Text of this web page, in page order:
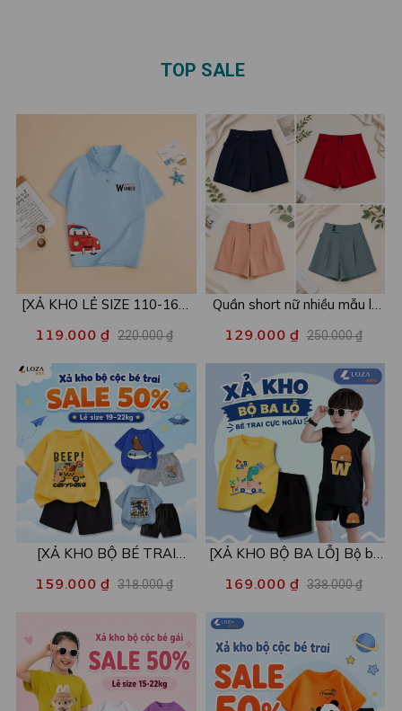
[XẢ KHO LẺ SIZE 110-160]
mẫu - Áo trẻ em từ 15-42kg
- Loza Kids XPL001
119.000 ₫ 220.000 ₫
Quần short nữ nhiều mẫu lẻ
còn 99k/c - Loza XA016
129.000 ₫ 250.000 ₫
[XẢ KHO BỘ BÉ TRAI
nhiều mẫu - Quần áo bé trai
XB003
159.000 ₫ 318.000 ₫
[XẢ KHO BỘ BA LỖ] Bộ ba
size từ 15-40kg - Quần áo
bé trai - Loza Kids XABL01
169.000 ₫ 338.000 ₫
TOP SALE